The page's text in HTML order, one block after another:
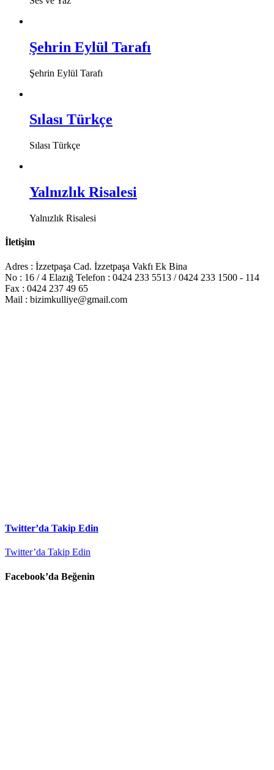
Şehrin Eylül Tarafı
Şehrin Eylül Tarafı
Sılası Türkçe
Sılası Türkçe
Yalnızlık Risalesi
Yalnızlık Risalesi
İletişim
Adres : İzzetpaşa Cad. İzzetpaşa Vakfı Ek Bina
No : 16 / 4 Elazığ Telefon : 0424 233 5513 / 0424 233 1500 - 114
Fax : 0424 237 49 65
Mail : bizimkulliye@gmail.com
Twitter’da Takip Edin
Twitter’da Takip Edin
Facebook’da Beğenin